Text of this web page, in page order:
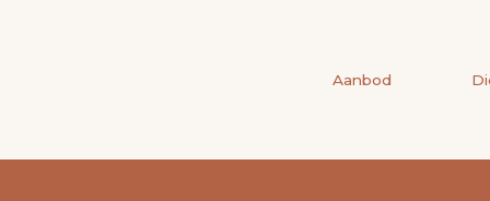
Aanbod